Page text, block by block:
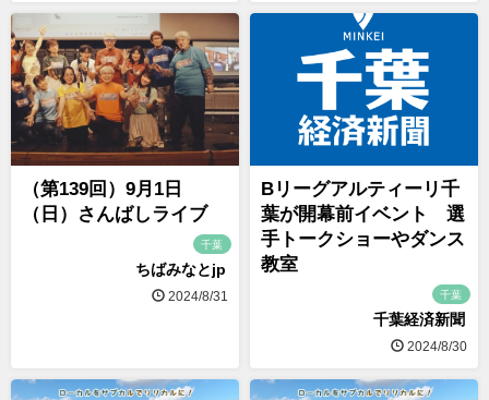
（第139回）9月1日
（日）さんばしライブ
千葉
ちばみなとjp
2024/8/31
Bリーグアルティーリ千
葉が開幕前イベント 選
手トークショーやダンス
教室
千葉
千葉経済新聞
2024/8/30